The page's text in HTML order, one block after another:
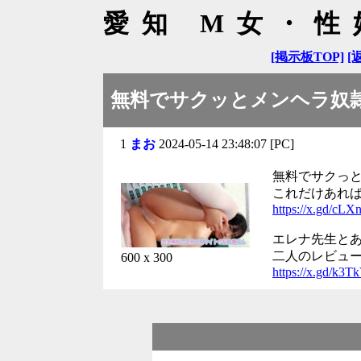
愛知 M女・性
[掲示板TOP] [
無料でサクッとメンヘラ奴
1 まお 2024-05-14 23:48:07 [PC]
600 x 300
無料でサクっ
これだけあれ
https://x.gd/
エレナ先生と
二人のレビュ
https://x.gd/